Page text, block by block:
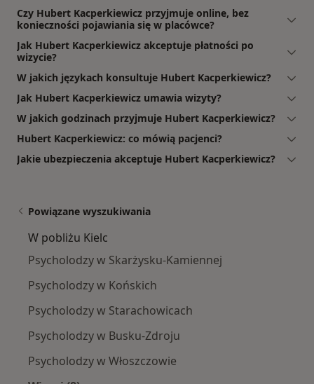
Czy Hubert Kacperkiewicz przyjmuje online, bez
konieczności pojawiania się w placówce?
Jak Hubert Kacperkiewicz akceptuje płatności po
wizycie?
W jakich językach konsultuje Hubert Kacperkiewicz?
Jak Hubert Kacperkiewicz umawia wizyty?
W jakich godzinach przyjmuje Hubert Kacperkiewicz?
Hubert Kacperkiewicz: co mówią pacjenci?
Jakie ubezpieczenia akceptuje Hubert Kacperkiewicz?
Powiązane wyszukiwania
W pobliżu Kielc
Psycholodzy w Skarżysku-Kamiennej
Psycholodzy w Końskich
Psycholodzy w Starachowicach
Psycholodzy w Busku-Zdroju
Psycholodzy w Włoszczowie